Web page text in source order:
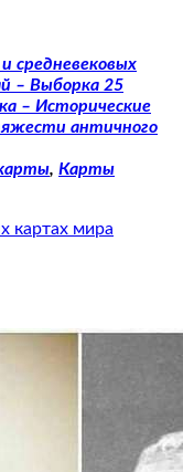
средневековыx
– Выборка 25
– Исторические
античного
, Карты
картах мира